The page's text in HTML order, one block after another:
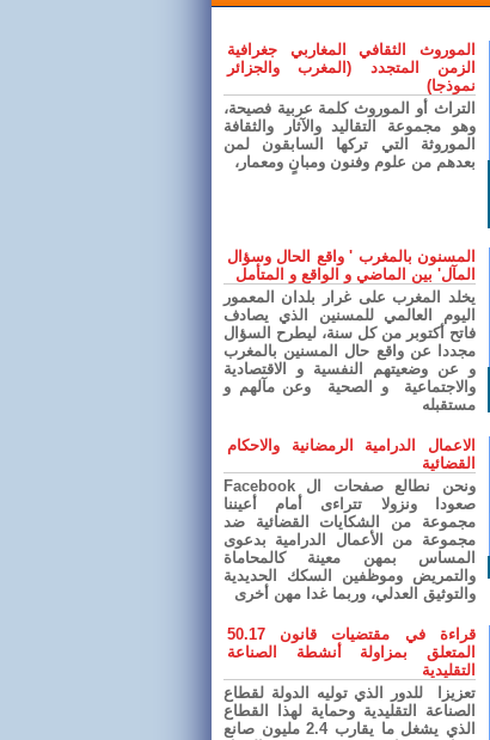
الموروث الثقافي المغاربي جغرافية
الزمن المتجدد (المغرب والجزائر
نموذجا)
التراث أو الموروث كلمة عربية فصيحة،
وهو مجموعة التقاليد والآثار والثقافة
الموروثة التي تركها السابقون لمن
بعدهم من علوم وفنون ومبانٍ ومعمار،
المسنون بالمغرب ' واقع الحال وسؤال
المآل' بين الماضي و الواقع و المتأمل
يخلد المغرب على غرار بلدان المعمور
اليوم العالمي للمسنين الذي يصادف
فاتح أكتوبر من كل سنة، ليطرح السؤال
مجددا عن واقع حال المسنين بالمغرب
و عن وضعيتهم النفسية و الاقتصادية
والاجتماعية و الصحية وعن مآلهم و
مستقبله
الاعمال الدرامية الرمضانية والاحكام
القضائية
ونحن نطالع صفحات ال Facebook
صعودا ونزولا تتراءى أمام أعيننا
مجموعة من الشكايات القضائية ضد
مجموعة من الأعمال الدرامية بدعوى
المساس بمهن معينة كالمحاماة
والتمريض وموظفين السكك الحديدية
والتوثيق العدلي، وربما غدا مهن أخرى
قراءة في مقتضيات قانون 50.17
المتعلق بمزاولة أنشطة الصناعة
التقليدية
تعزيزا للدور الذي توليه الدولة لقطاع
الصناعة التقليدية وحماية لهذا القطاع
الذي يشغل ما يقارب 2.4 مليون صانع